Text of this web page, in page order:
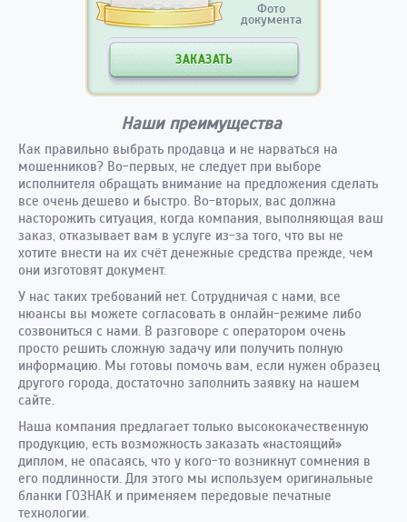
Фото
документа
ЗАКАЗАТЬ
Наши преимущества
Как правильно выбрать продавца и не нарваться на
мошенников? Во-первых, не следует при выборе
исполнителя обращать внимание на предложения сделать
все очень дешево и быстро. Во-вторых, вас должна
насторожить ситуация, когда компания, выполняющая ваш
заказ, отказывает вам в услуге из-за того, что вы не
хотите внести на их счёт денежные средства прежде, чем
они изготовят документ.
У нас таких требований нет. Сотрудничая с нами, все
нюансы вы можете согласовать в онлайн-режиме либо
созвониться с нами. В разговоре с оператором очень
просто решить сложную задачу или получить полную
информацию. Мы готовы помочь вам, если нужен образец
другого города, достаточно заполнить заявку на нашем
сайте.
Наша компания предлагает только высококачественную
продукцию, есть возможность заказать «настоящий»
диплом, не опасаясь, что у кого-то возникнут сомнения в
его подлинности. Для этого мы используем оригинальные
бланки ГОЗНАК и применяем передовые печатные
технологии.